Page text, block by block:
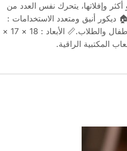
وإفلاتها، يتحرك نفس العدد من
ديكور أنيق ومتعدد الاستخدامات :
مناسب لتزيين المكاتب، غرف الدراسة، أو كهدية تعليمية رائعة للأطفال والطلاب.📏 الأبعاد : 18 × 17 ×